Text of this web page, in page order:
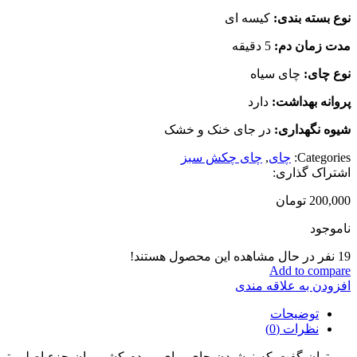
نوع بسته بندی: کیسه ای
مدت زمان دم:
نوع چای: چای سیاه
پروانه بهداشت: دارد
شیوه نگهداری: در جای خنک و خشک
Categories: چای, چای چکش سبز
اشتراک گذاری:
200,000 تومان
ناموجود
19 نفر در حال مشاهده این محصول هستند!
Add to compare
افزودن به علاقه مندی
توضیحات
نظرات (0)